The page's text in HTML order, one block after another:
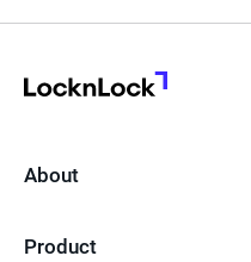
About
Product